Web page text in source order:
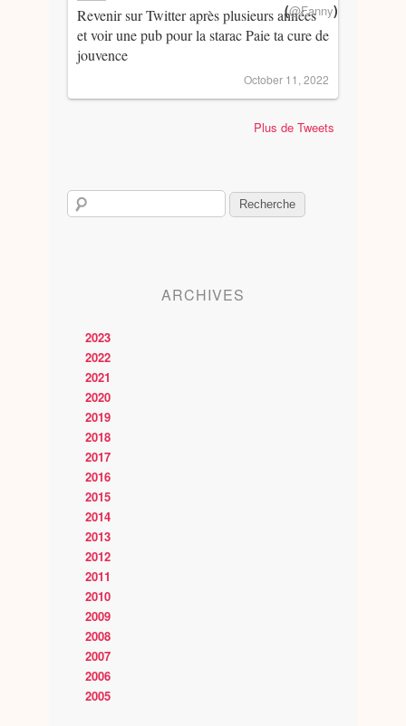
Revenir sur Twitter après plusieurs années
et voir une pub pour la starac Paie ta cure de
jouvence
(@Fanny)
October 11, 2022
Plus de Tweets
ARCHIVES
2023
2022
2021
2020
2019
2018
2017
2016
2015
2014
2013
2012
2011
2010
2009
2008
2007
2006
2005